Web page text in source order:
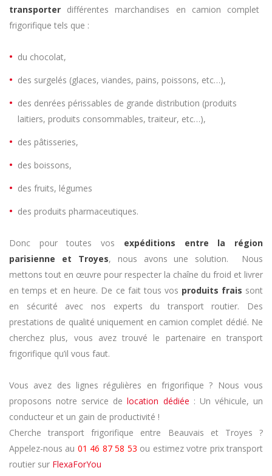
transporter différentes marchandises en camion complet
frigorifique tels que :
du chocolat,
des surgelés (glaces, viandes, pains, poissons, etc…),
des denrées périssables de grande distribution (produits
laitiers, produits consommables, traiteur, etc…),
des pâtisseries,
des boissons,
des fruits, légumes
des produits pharmaceutiques.
Donc pour toutes vos expéditions entre la région
parisienne
et Troyes, nous avons une solution. Nous
mettons tout en œuvre pour respecter la chaîne du froid et livrer
en temps et en heure. De ce fait tous vos produits frais sont
en sécurité avec nos experts du transport routier. Des
prestations de qualité uniquement en camion complet dédié. Ne
cherchez plus, vous avez trouvé le partenaire en transport
frigorifique qu’il vous faut.
Vous avez des lignes régulières en frigorifique ? Nous vous
proposons notre service delocation dédiée : Un véhicule, un
conducteur et un gain de productivité !
Cherche transport frigorifique entre Beauvais et Troyes ?
Appelez-nous au 01 46 87 58 53 ou estimez votre prix transport
routier sur FlexaForYou